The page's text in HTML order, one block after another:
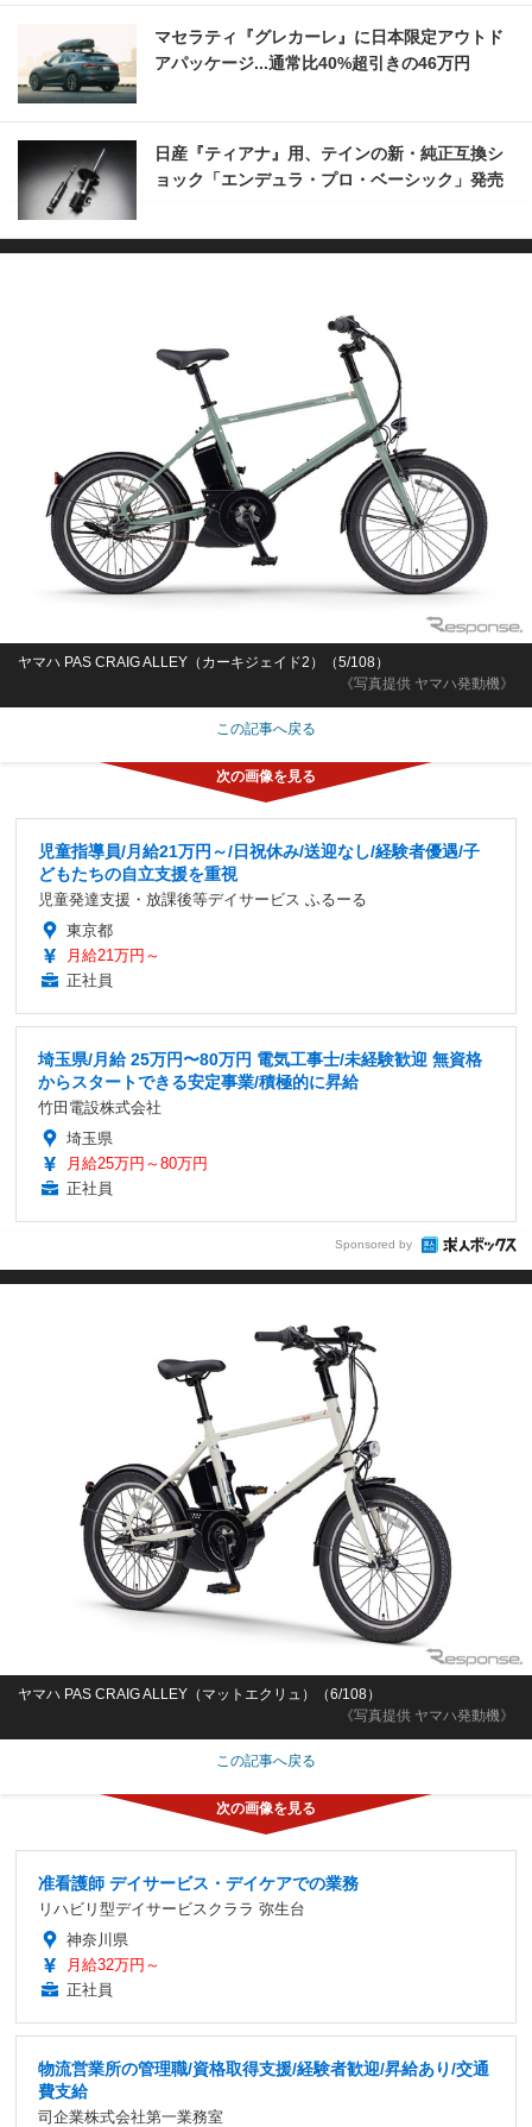
マセラティ『グレカーレ』に日本限定アウトド
アパッケージ...通常比40%超引きの46万円
日産『ティアナ』用、テインの新・純正互換シ
ョック「エンデュラ・プロ・ベーシック」発売
《写真提供 ヤマハ発動機》
ヤマハ PAS CRAIG ALLEY（カーキジェイド2）（5/108）
この記事へ戻る
児童指導員/月給21万円～/日祝休み/送迎なし/経験者優遇/子
どもたちの自立支援を重視
児童発達支援・放課後等デイサービス ふるーる
東京都
月給21万円～
正社員
埼玉県/月給 25万円〜80万円 電気工事士/未経験歓迎 無資格
からスタートできる安定事業/積極的に昇給
竹田電設株式会社
埼玉県
月給25万円～80万円
正社員
Sponsored by
《写真提供 ヤマハ発動機》
ヤマハ PAS CRAIG ALLEY（マットエクリュ）（6/108）
この記事へ戻る
准看護師 デイサービス・デイケアでの業務
リハビリ型デイサービスクララ 弥生台
神奈川県
月給32万円～
正社員
物流営業所の管理職/資格取得支援/経験者歓迎/昇給あり/交通
費支給
司企業株式会社第一業務室